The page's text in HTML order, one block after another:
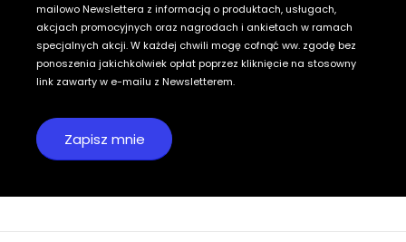
mailowo Newslettera z informacją o produktach, usługach,
akcjach promocyjnych oraz nagrodach i ankietach w ramach
specjalnych akcji. W każdej chwili mogę cofnąć ww. zgodę bez
ponoszenia jakichkolwiek opłat poprzez kliknięcie na stosowny
link zawarty w e-mailu z Newsletterem.